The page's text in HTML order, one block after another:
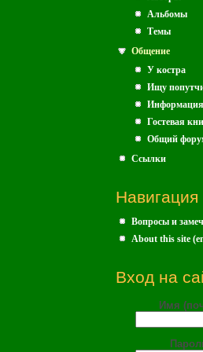
Альбомы
Темы
Общение
У костра
Ищу
Информация
Гостевая
Общий
Ссылки
Навигация
Вопросы и
About this site
Вход на
Имя